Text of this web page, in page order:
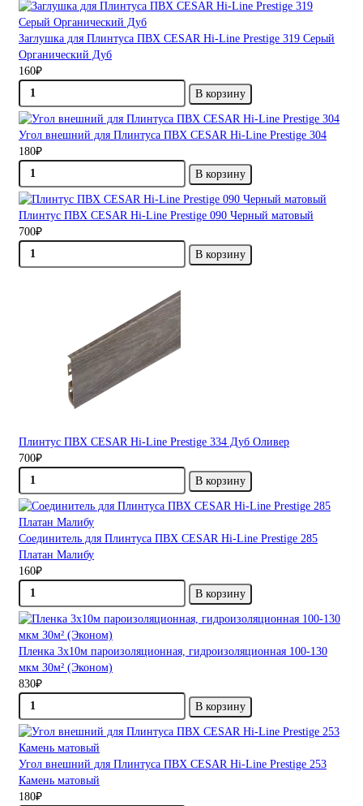
Заглушка для Плинтуса ПВХ CESAR Hi-Line Prestige 319 Серый
Органический Дуб
160₽
В корзину
Угол внешний для Плинтуса ПВХ CESAR Hi-Line Prestige 304
180₽
В корзину
Плинтус ПВХ CESAR Hi-Line Prestige 090 Черный матовый
700₽
В корзину
Плинтус ПВХ CESAR Hi-Line Prestige 334 Дуб Оливер
700₽
В корзину
Соединитель для Плинтуса ПВХ CESAR Hi-Line Prestige 285
Платан Малибу
160₽
В корзину
Пленка 3х10м пароизоляционная, гидроизоляционная 100-130
мкм 30м² (Эконом)
830₽
В корзину
Угол внешний для Плинтуса ПВХ CESAR Hi-Line Prestige 253
Камень матовый
180₽